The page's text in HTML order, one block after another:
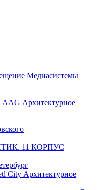
Медиасистемы
AAG Архитектурное
11 КОРПУC
City Архитектурное